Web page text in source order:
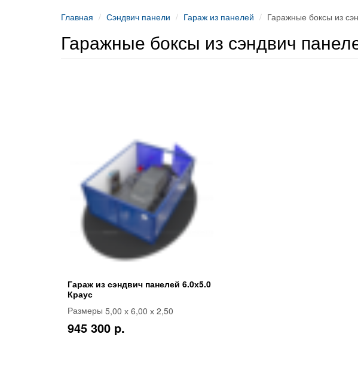
Главная Сэндвич панели Гараж из панелей Гаражные боксы из
Гаражные боксы из сэндвич
Гараж из сэндвич панелей 6.0х5.0
Краус
Размеры 5,00 х 6,00 х 2,50
945 300 p.